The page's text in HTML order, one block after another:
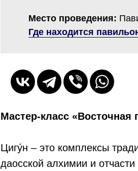
Место проведения:
Где находится
Мастер-класс «Восточная
Цигу́н – это комплексы
даосской алхимии и